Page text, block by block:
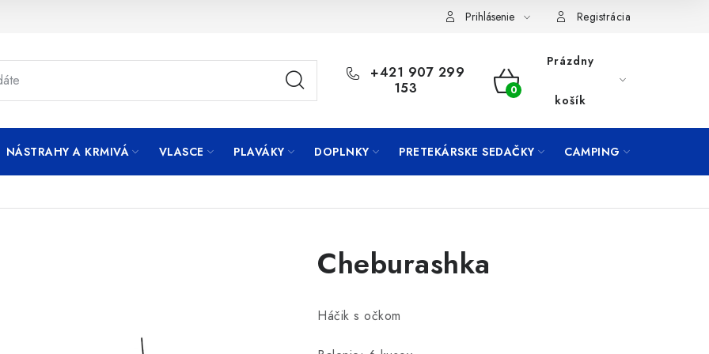
Prihlásenie Registrácia
+421 907 299
153
NÁKUPNÝ
Prázdny
košík
NÁSTRAHY A KRMIVÁ VLASCE PLAVÁKY DOPLNKY PRETEKÁRSKE SEDAČKY CAMPING
Cheburashka
Háčik s očkom